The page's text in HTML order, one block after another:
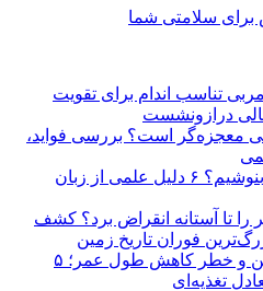
برای سلامتی شما
تناسب اندام برای تقویت
درازونشست
معجزه‌گر است؟ بررسی فواید،
چرا باید هر روز قهوه تلخ بنوشیم؟ ۶ دلیل علمی از زبان
را تا آستانه انقراض برد؟ کشف
فوران تاریخ زمین
مصرف بیش از حد پروتئین و خطر کاهش طول عمر؛ ۵
تغذیه‌ای